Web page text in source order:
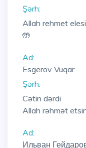
Şərh:
Allah rehmet
🤲
Ad:
Esgerov Vuqar
Şərh:
Cətin dərdi
Allah rəhmət
Ad:
Ильван